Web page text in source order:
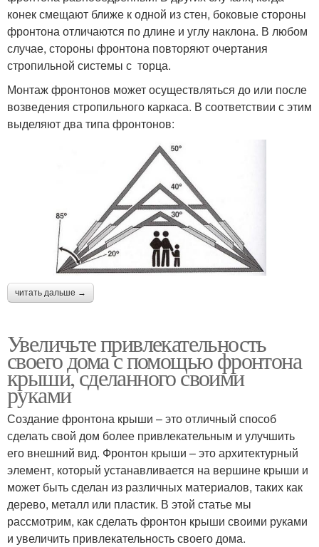
конек смещают ближе к одной из стен, боковые стороны
фронтона отличаются по длине и углу наклона. В любом
случае, стороны фронтона повторяют очертания
стропильной системы с торца.
Монтаж фронтонов может осуществляться до или после
возведения стропильного каркаса. В соответствии с этим
выделяют два типа фронтонов:
читать дальше →
Увеличьте привлекательность
своего дома с помощью фронтона
крыши, сделанного своими
руками
Создание фронтона крыши – это отличный способ
сделать свой дом более привлекательным и улучшить
его внешний вид. Фронтон крыши – это архитектурный
элемент, который устанавливается на вершине крыши и
может быть сделан из различных материалов, таких как
дерево, металл или пластик. В этой статье мы
рассмотрим, как сделать фронтон крыши своими руками
и увеличить привлекательность своего дома.